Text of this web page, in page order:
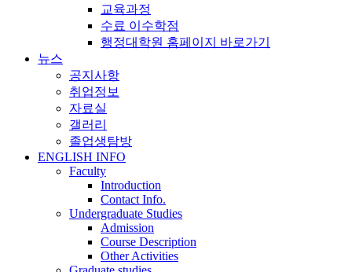
교육과정
수료 이수학점
행정대학원 홈페이지 바로가기
뉴스
공지사항
취업정보
자료실
갤러리
졸업생탐방
ENGLISH INFO
Faculty
Introduction
Contact Info.
Undergraduate Studies
Admission
Course Description
Other Activities